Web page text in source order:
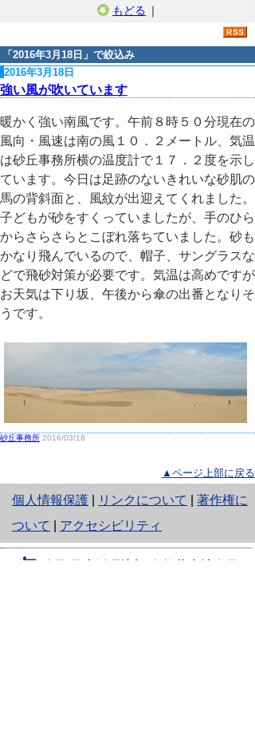
もどる ｜
「 2016年3月18日 」で絞込み
2016年3月18日
強い風が吹いています
暖かく強い南風です。午前８時５０分現在の
風向・風速は南の風１０．２メートル、気温
は砂丘事務所横の温度計で１７．２度を示し
ています。今日は足跡のないきれいな砂肌の
馬の背斜面と、風紋が出迎えてくれました。
子どもが砂をすくっていましたが、手のひら
からさらさらとこぼれ落ちていました。砂も
かなり飛んでいるので、帽子、サングラスな
どで飛砂対策が必要です。気温は高めですが
お天気は下り坂、午後から傘の出番となりそ
うです。
砂丘事務所 2016/03/18
▲ページ上部に戻る
個人情報保護
と
り
ネ
リンクについて
著作権に
ついて
アクセシビリティ